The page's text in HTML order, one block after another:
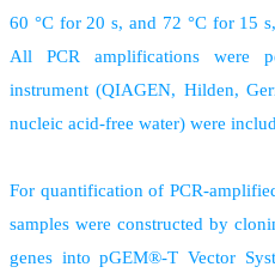
60 °C for 20 s, and 72 °C for 15
All PCR amplifications were
instrument (QIAGEN, Hilden,
nucleic acid-free water) were
For quantification of PCR-
samples were constructed by
genes into pGEM®-T Vector